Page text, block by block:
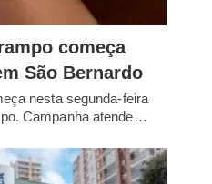
começa
São Bernardo
nesta segunda-feira
Campanha atende…